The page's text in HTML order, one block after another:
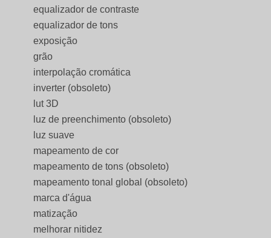
equalizador de contraste
equalizador de tons
exposição
grão
interpolação cromática
inverter (obsoleto)
lut 3D
luz de preenchimento (obsoleto)
luz suave
mapeamento de cor
mapeamento de tons (obsoleto)
mapeamento tonal global (obsoleto)
marca d'água
matização
melhorar nitidez